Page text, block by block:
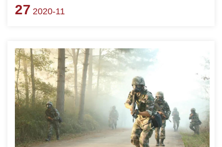
近平出席大会并发表重要讲话，代表党中央、国务院，向受
27 2020-11